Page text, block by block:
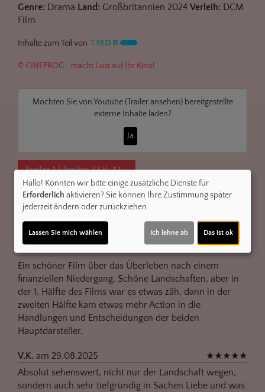
Genre: Drama Land: Großbritannien 2024 Verleih: DCM
Film
Inhalte zum Teil von
© CINEPROG ...macht Lust auf Ihr Kino!
Möchten Sie vonYoutube (Trailer ansehen)bereitgestellte
externe Inhalte laden?
Ja
Trailer 1 | Trailer-FSK: 12
Kommentare
★★★★★ 8
★★★☆
Ein schöner Film über das Überleben nach einem
finanziellen Niedergang, Schöne Landschaften, aber in
der 1. Hälfte des Films war es etwas zäh, dann in der
zweiten Hälfte kam etwas mehr Action in die
Handlungen und Entscheidungen der beiden
Hauptdarsteller.
V.K. am 29.08.2025 ★★★★★
Absolut sehenswert, nicht nur der Landschaft wegen,
sondern auch sehr tiefgründig in Sachen Liebe und was
Hallo! Könnten wir bitte einige zusätzliche Dienste für
Erforderlich aktivieren? Sie können Ihre Zustimmung später
jederzeit ändern oder zurückziehen.
Lassen Sie mich wählen Ich lehne ab Das ist ok